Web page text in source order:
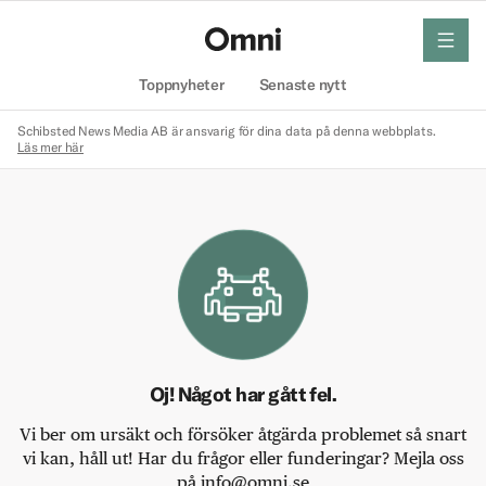
Toppnyheter Senaste nytt
meny
Schibsted News Media AB är ansvarig för dina data på denna webbplats.
Läs mer här
Oj! Något har gått fel.
Vi ber om ursäkt och försöker åtgärda problemet så snart
vi kan, håll ut! Har du frågor eller funderingar? Mejla oss